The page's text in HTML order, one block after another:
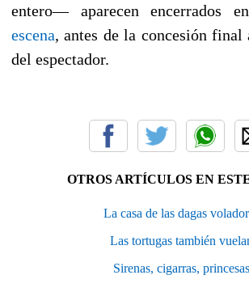
entero— aparecen encerrados
escena, antes de la concesión final
del espectador.
OTROS ARTÍCULOS EN
La casa de las dagas
Las tortugas también
Sirenas, cigarras, princesas